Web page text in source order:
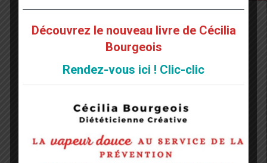
Découvrez le nouveau livre de Cécilia
Bourgeois
Rendez-vous ici ! Clic-clic